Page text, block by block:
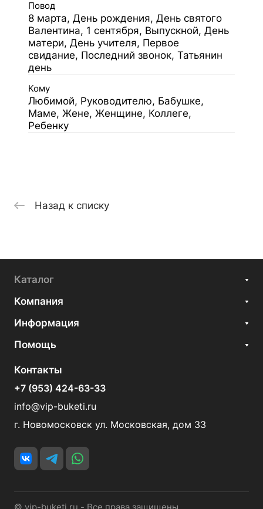
Повод
8 марта, День рождения, День святого
Валентина, 1 сентября, Выпускной, День
матери, День учителя, Первое
свидание, Последний звонок, Татьянин
день
Кому
Любимой, Руководителю, Бабушке,
Маме, Жене, Женщине, Коллеге,
Ребенку
Назад к списку
Каталог
Компания
Информация
Помощь
Контакты
+7 (953) 424-63-33
info@vip-buketi.ru
г. Новомосковск ул. Московская, дом 33